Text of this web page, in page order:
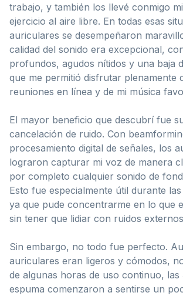
trabajo, y también los llevé conmigo
ejercicio al aire libre. En todas esas
auriculares se desempeñaron
calidad del sonido era excepcional,
profundos, agudos nítidos y una baja
que me permitió disfrutar plenamente
reuniones en línea y de mi música
El mayor beneficio que descubrí fue
cancelación de ruido. Con
procesamiento digital de señales, los
lograron capturar mi voz de manera
por completo cualquier sonido de
Esto fue especialmente útil durante
ya que pude concentrarme en lo que
sin tener que lidiar con ruidos
Sin embargo, no todo fue perfecto.
auriculares eran ligeros y cómodos,
de algunas horas de uso continuo, las
espuma comenzaron a sentirse un